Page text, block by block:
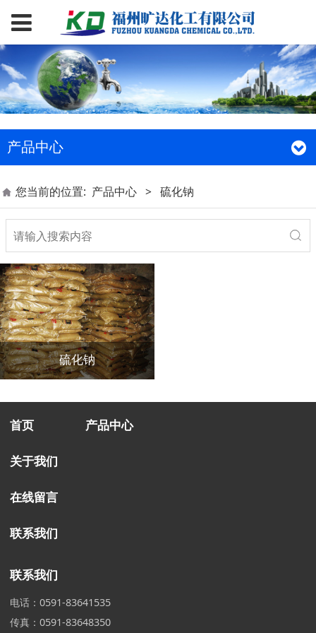
产品中心
您当前的位置: 产品中心 > 硫化钠
硫化钠
首页
关于我们
在线留言
联系我们
产品中心
联系我们
电话：0591-83641535
传真：0591-83648350